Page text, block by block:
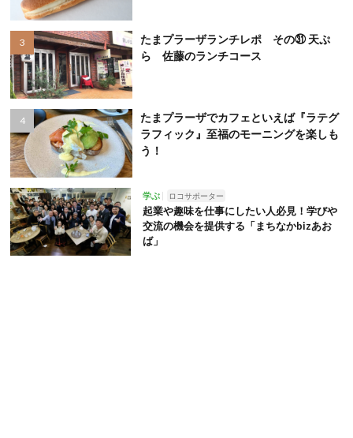
たまプラーザランチレポ その㉛ 天ぷ
ら 佐藤のランチコース
たまプラーザでカフェといえば『ラテグ
ラフィック』至福のモーニングを楽しも
う！
学ぶ ロコサポーター
起業や趣味を仕事にしたい人必見！学びや
交流の機会を提供する「まちなかbizあお
ば」